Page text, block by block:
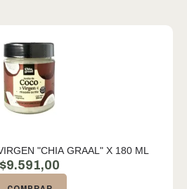
"CHIA GRAAL" X 180 ML
$9.591,00